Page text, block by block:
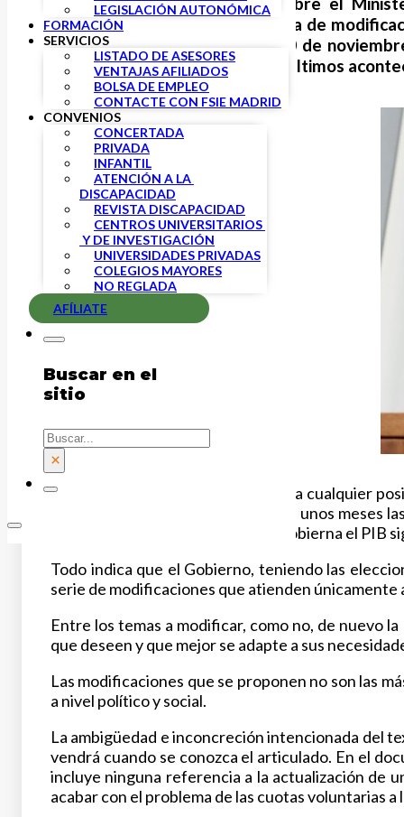
LEGISLACIÓN AUTONÓMICA
FORMACIÓN
SERVICIOS
LISTADO DE ASESORES
VENTAJAS AFILIADOS
BOLSA DE EMPLEO
CONTACTE CON FSIE MADRID
CONVENIOS
CONCERTADA
PRIVADA
INFANTIL
ATENCIÓN A LA
DISCAPACIDAD
REVISTA DISCAPACIDAD
CENTROS UNIVERSITARIOS
Y DE INVESTIGACIÓN
UNIVERSIDADES PRIVADAS
COLEGIOS MAYORES
NO REGLADA
AFÍLIATE
Buscar en el
sitio
Buscar
×
al anteproyecto de Ley orgánica de
aportaciones, el próximo día 10 de
final del texto, y a tenor de los últimos
El Ministerio de Educación desecha cualquier
educativa. El PSOE abandonó hace unos meses
accedía a su petición. Ahora que Gobierna el PIB
Todo indica que el Gobierno, teniendo las
serie de modificaciones que atienden únicamente
Entre los temas a modificar, como no, de nuevo
que deseen y que mejor se adapte a sus
Las modificaciones que se proponen no son las
a nivel político y social.
La ambigüedad e inconcreción intencionada del
vendrá cuando se conozca el articulado. En el
incluye ninguna referencia a la actualización de
acabar con el problema de las cuotas voluntarias